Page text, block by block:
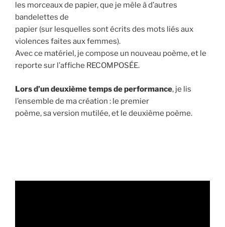
les morceaux de papier, que je mêle à d’autres
bandelettes de
papier (sur lesquelles sont écrits des mots liés aux
violences faites aux femmes).
Avec ce matériel, je compose un nouveau poème, et le
reporte sur l’affiche RECOMPOSÉE.
Lors d’un deuxième temps de performance, je lis
l’ensemble de ma création : le premier
poème, sa version mutilée, et le deuxième poème.